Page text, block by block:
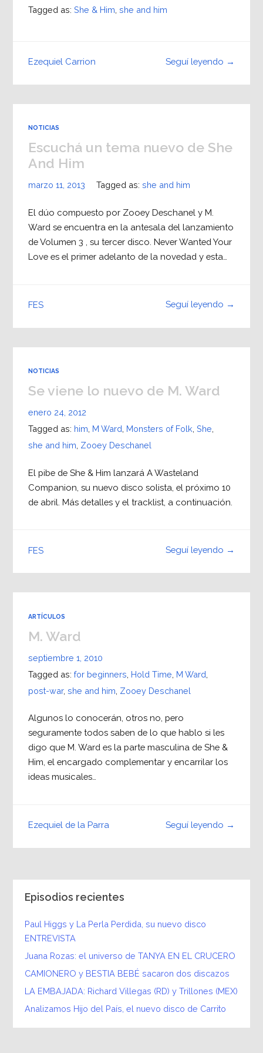
Tagged as: She & Him she and him
Seguí leyendo →
Ezequiel Carrion
NOTICIAS
Escuchá un tema nuevo de She
And Him
marzo 11, 2013 Tagged as: she and him
El dúo compuesto por Zooey Deschanel y M.
Ward se encuentra en la antesala del lanzamiento
de Volumen 3 , su tercer disco. Never Wanted Your
Love es el primer adelanto de la novedad y esta…
Seguí leyendo →
FES
NOTICIAS
Se viene lo nuevo de M. Ward
enero 24, 2012
Tagged as: him M Ward Monsters of Folk She
she and him Zooey Deschanel
El pibe de She & Him lanzará A Wasteland
Companion, su nuevo disco solista, el próximo 10
de abril. Más detalles y el tracklist, a continuación.
Seguí leyendo →
FES
ARTÍCULOS
M. Ward
septiembre 1, 2010
Tagged as: for beginners Hold Time M Ward
post-war, she and him Zooey Deschanel
Algunos lo conocerán, otros no, pero
seguramente todos saben de lo que hablo si les
digo que M. Ward es la parte masculina de She &
Him, el encargado complementar y encarrilar los
ideas musicales…
Seguí leyendo →
Ezequiel de la Parra
Episodios recientes
Paul Higgs y La Perla Perdida, su nuevo disco
ENTREVISTA
Juana Rozas: el universo de TANYA EN EL CRUCERO
CAMIONERO y BESTIA BEBÉ sacaron dos discazos
LA EMBAJADA: Richard Villegas (RD) y Trillones (MEX)
Analizamos Hijo del País, el nuevo disco de Carrito